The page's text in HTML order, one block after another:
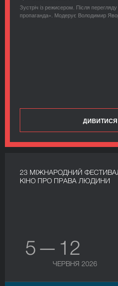
Зустріч із режисером. Після
пропаганда». Модерує Володимир
ДИВИТИСЯ
23 МІЖНАРОДНИЙ
КІНО ПРО ПРАВА ЛЮДИНИ
5 — 12
ЧЕРВНЯ 2026